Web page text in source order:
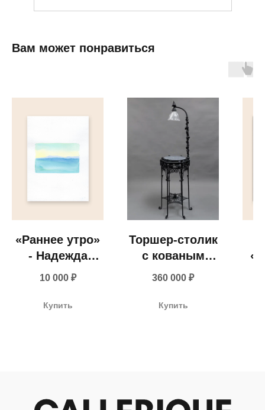
Вам может понравиться
«Раннее утро»
- Надежда
Прадес, 2025
10 000 ₽
Купить
Торшер-столик
с кованым
декором
конец XIX —
360 000 ₽
Купить
+ 7 980 170-17-57
Декор
info@gallerique.ru
Ценность обретения
комфорта
Купить за 100 000 ₽
Купить за 100 000 ₽